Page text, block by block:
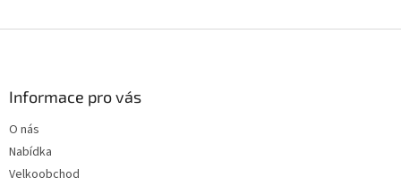
Informace pro vás
O nás
Nabídka
Velkoobchod